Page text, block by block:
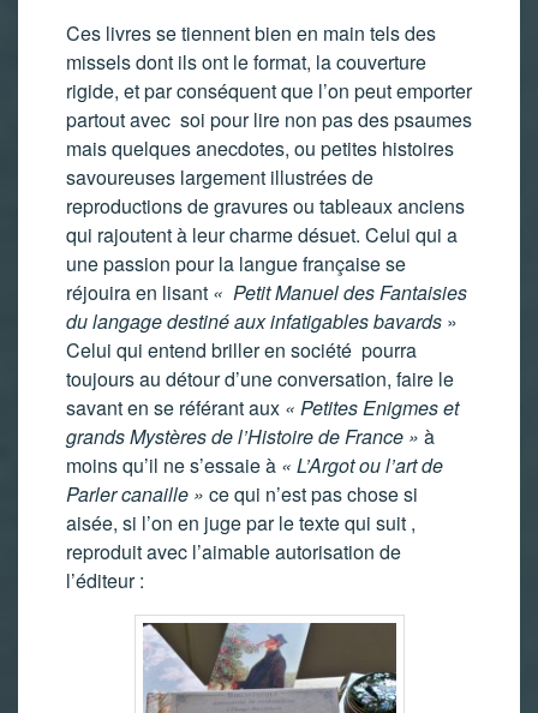
Ces livres se tiennent bien en main tels des
missels dont ils ont le format, la couverture
rigide, et par conséquent que l’on peut emporter
partout avec soi pour lire non pas des psaumes
mais quelques anecdotes, ou petites histoires
savoureuses largement illustrées de
reproductions de gravures ou tableaux anciens
qui rajoutent à leur charme désuet. Celui qui a
une passion pour la langue française se
réjouira en lisant « Petit Manuel des Fantaisies
du langage destiné aux infatigables bavards »
Celui qui entend briller en société pourra
toujours au détour d’une conversation, faire le
savant en se référant aux « Petites Enigmes et
grandsMystères de l’Histoire de France » à
moins qu’il ne s’essaie à « L’Argot ou l’art de
Parler canaille » ce qui n’est pas chose si
aisée, si l’on en juge par le texte qui suit ,
reproduit avec l’aimable autorisation de
l’éditeur :